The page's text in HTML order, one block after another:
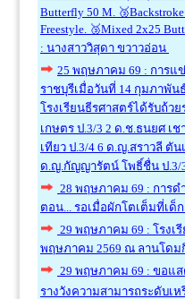
Butterfly 50 M.
Freestyle. 🥉Mixed 2x25
: นางสาววิสุดา ขวาวอ่อน
25 พฤษภาคม 69 : การ
ราชบุรีเมื่อวันที่ 14 กุมภาพัน
โรงเรียนธีรศาสตร์ได้รับถ้ว
เกษตร ป.3/3 2 ด.ช.ธนยศ เ
เทียว ป.3/4 6 ด.ญ.สราวลี ตั
ด.ญ.กัญญารัตน์ โพธิ์ชื่น ป.3/
28 พฤษภาคม 69 : การด
ตอน... รอเมื่อผักโตเต็มที่เ
29 พฤษภาคม 69 : โรงเ
พฤษภาคม 2569 ณ ลานโดม
29 พฤษภาคม 69 : ขอแส
รางวังความสามารถระดับเห